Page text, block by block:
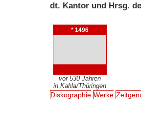
dt. Kantor und Hrsg.
* 1496
vor 530 Jahren
in Kahla/Thüringen
Diskographie Werke